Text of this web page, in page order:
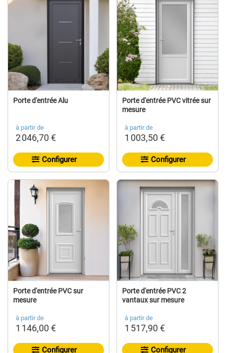
Porte d'entrée Alu
à partir de
2 046,70 €
Configurer
Porte d'entrée PVC vitrée sur
mesure
à partir de
1 003,50 €
Configurer
Porte d'entrée PVC sur
mesure
à partir de
1 146,00 €
Configurer
Porte d'entrée PVC 2
vantaux sur mesure
à partir de
1 517,90 €
Configurer